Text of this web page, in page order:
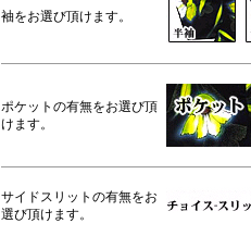
袖をお選び頂けます。
ポケットの有無をお選び頂
けます。
サイドスリットの有無をお
選び頂けます。